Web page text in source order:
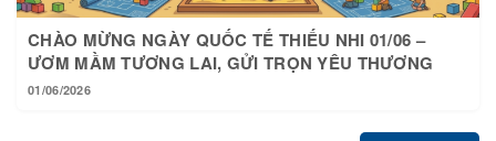
CHÀO MỪNG NGÀY QUỐC TẾ THIẾU NHI 01/06 –
ƯƠM MẦM TƯƠNG LAI, GỬI TRỌN YÊU THƯƠNG
01/06/2026